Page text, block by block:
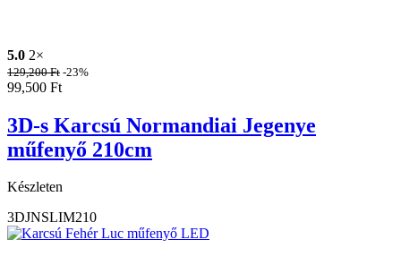
5.0 2×
129,200Ft -23%
99,500 Ft
3D-s Karcsú Normandiai Jegenye
műfenyő 210cm
Készleten
3DJNSLIM210